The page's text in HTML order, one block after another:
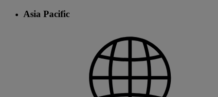
Asia Pacific